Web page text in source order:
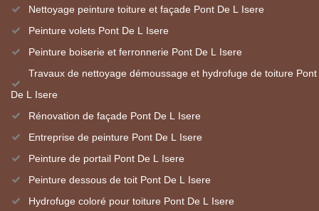
Nettoyage peinture toiture et façade Pont De L Isere
Peinture volets Pont De L Isere
Peinture boiserie et ferronnerie Pont De L Isere
Travaux de nettoyage démoussage et hydrofuge de toiture Pont
De L Isere
Rénovation de façade Pont De L Isere
Entreprise de peinture Pont De L Isere
Peinture de portail Pont De L Isere
Peinture dessous de toit Pont De L Isere
Hydrofuge coloré pour toiture Pont De L Isere